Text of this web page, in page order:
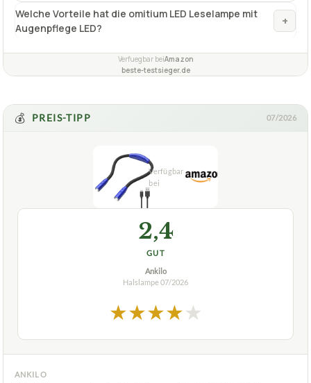
Welche Vorteile hat die omitium LED Leselampe mit
Augenpflege LED?
+
Verfuegbar beiAmazon
beste-testsieger.de
💰 PREIS-TIPP 07/2026
2,4
GUT
Ankilo
Halslampe 07/2026
★★★★★
ANKILO